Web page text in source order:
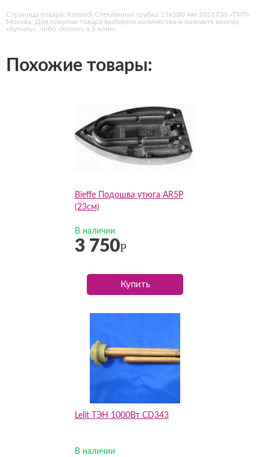
Страница товара: Rotondi Стеклянная трубка 13х180 мм 1051730 «ТМТ»
Москва. Для покупки товара выберете количество и нажмите кнопку
«Купить», либо «Купить в 1 клик».
Похожие товары:
Bieffe Подошва утюга AR5P
(23см)
В наличии
3 750Р
Купить
Lelit ТЭН 1000Вт CD343
В наличии